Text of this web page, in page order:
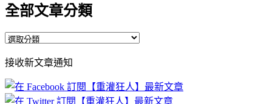
全部文章分類
全
文
章
分
接收新文章通知